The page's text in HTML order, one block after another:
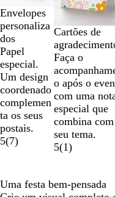
Envelopes
personaliza
dos
Papel
especial.
Um design
coordenado
complemen
ta os seus
postais.
5(7)
Cartões de
Faça o
o após o
com uma
especial que
combina
seu tema.
5(1)
de
4
Uma festa bem-pensada